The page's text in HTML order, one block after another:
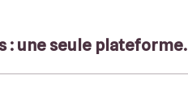
: une seule plateforme.